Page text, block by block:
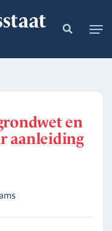
en
aanleiding